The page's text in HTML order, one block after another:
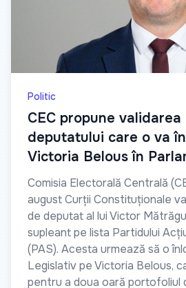
Politic
CEC propune
deputatului care o va
Victoria Belous în
Comisia Electorală Centrală
august Curții Constituționale
de deputat al lui Victor
supleant pe lista Partidului
(PAS). Acesta urmează să o
Legislativ pe Victoria Belous,
pentru a doua oară portofoliul